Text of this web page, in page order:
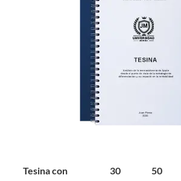
Tesina con
30
50